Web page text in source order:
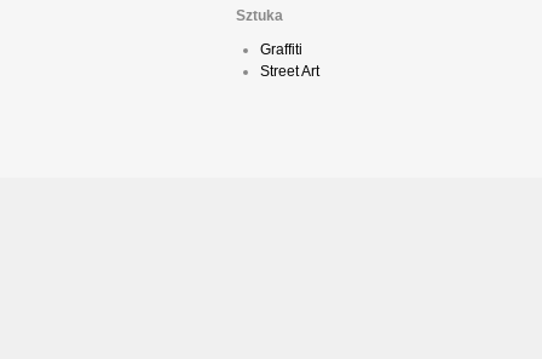
Sztuka
Graffiti
Street Art